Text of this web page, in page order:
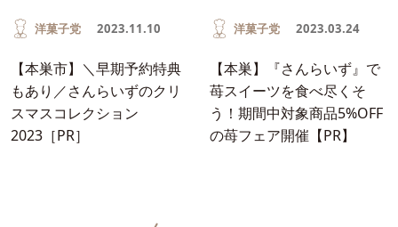
洋菓子党 2023.11.10
【本巣市】＼早期予約特典
もあり／さんらいずのクリ
スマスコレクション
2023［PR］
洋菓子党 2023.03.24
【本巣】『さんらいず』で
苺スイーツを食べ尽くそ
う！期間中対象商品5%OFF
の苺フェア開催【PR】